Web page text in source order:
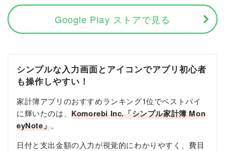
Google Play ストアで見る
シンプルな入力画面とアイコンでアプリ初心者
も操作しやすい！
家計簿アプリのおすすめランキング1位でベストバイ
に輝いたのは、Komorebi Inc.「シンプル家計簿 Mon
eyNote」。
日付と支出金額の入力が視覚的にわかりやすく、費目